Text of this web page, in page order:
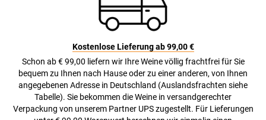
Kostenlose Lieferung ab 99,00 €
Schon ab € 99,00 liefern wir Ihre Weine völlig frachtfrei für Sie
bequem zu Ihnen nach Hause oder zu einer anderen, von Ihnen
angegebenen Adresse in Deutschland (Auslandsfrachten siehe
Tabelle). Sie bekommen die Weine in versandgerechter
Verpackung von unserem Partner UPS zugestellt. Für Lieferungen